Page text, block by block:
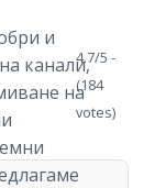
и
канали,
на
4.7/5 -
(184
votes)